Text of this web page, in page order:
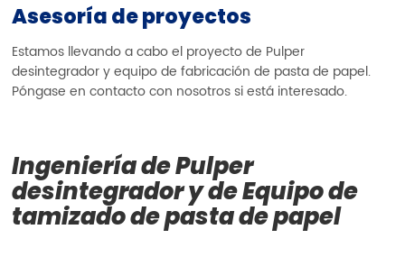
Asesoría de proyectos
Estamos llevando a cabo el proyecto de Pulper
desintegrador y equipo de fabricación de pasta de papel.
Póngase en contacto con nosotros si está interesado.
Ingeniería de Pulper
desintegrador y de Equipo de
tamizado de pasta de papel